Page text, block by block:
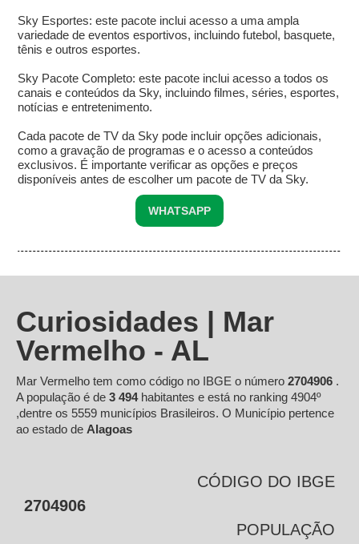
Sky Esportes: este pacote inclui acesso a uma ampla
variedade de eventos esportivos, incluindo futebol, basquete,
tênis e outros esportes.
Sky Pacote Completo: este pacote inclui acesso a todos os
canais e conteúdos da Sky, incluindo filmes, séries, esportes,
notícias e entretenimento.
Cada pacote de TV da Sky pode incluir opções adicionais,
como a gravação de programas e o acesso a conteúdos
exclusivos. É importante verificar as opções e preços
disponíveis antes de escolher um pacote de TV da Sky.
WHATSAPP
Curiosidades | Mar
Vermelho - AL
Mar Vermelho tem como código no IBGE o número 2704906 .
A população é de 3 494 habitantes e está no ranking 4904º
,dentre os 5559 municípios Brasileiros. O Município pertence
ao estado de Alagoas
CÓDIGO DO IBGE
2704906
POPULAÇÃO